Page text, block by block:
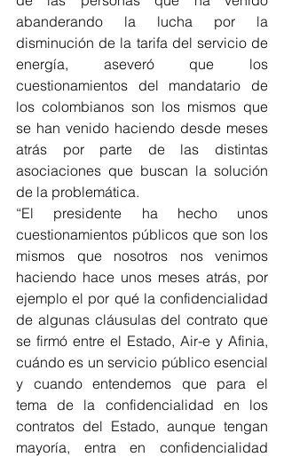
abanderando la lucha por la
disminución de la tarifa del servicio de
energía, aseveró que los
cuestionamientos del mandatario de
los colombianos son los mismos que
se han venido haciendo desde meses
atrás por parte de las distintas
asociaciones que buscan la solución
de la problemática.
“El presidente ha hecho unos
cuestionamientos públicos que son los
mismos que nosotros nos venimos
haciendo hace unos meses atrás, por
ejemplo el por qué la confidencialidad
de algunas cláusulas del contrato que
se firmó entre el Estado, Air-e y Afinia,
cuándo es un servicio público esencial
y cuando entendemos que para el
tema de la confidencialidad en los
contratos del Estado, aunque tengan
mayoría, entra en confidencialidad